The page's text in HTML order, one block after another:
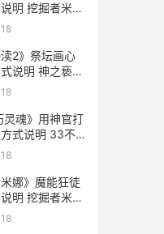
明 挖掘者米娜
渎2》祭坛画心
说明 神之亵渎
收集
灵魂》用神官打
式说明 33不
炽焰
米娜》魔能狂徒
明 挖掘者米娜